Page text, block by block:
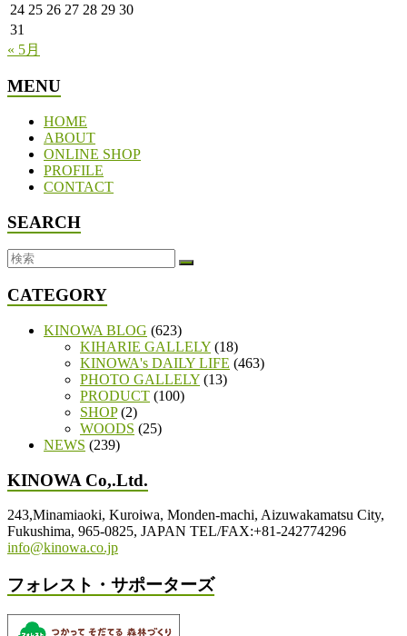
24 25 26 27 28 29 30
31
« 5月
MENU
HOME
ABOUT
ONLINE SHOP
PROFILE
CONTACT
SEARCH
CATEGORY
KINOWA BLOG (623)
KIHARIE GALLELY (18)
KINOWA's DAILY LIFE (463)
PHOTO GALLELY (13)
PRODUCT (100)
SHOP(2)
WOODS (25)
NEWS (239)
KINOWA Co,.Ltd.
243,Minamiaoki, Kuroiwa, Monden-machi, Aizuwakamatsu City,
Fukushima, 965-0825, JAPAN TEL/FAX:+81-242774296
info@kinowa.co.jp
フォレスト・サポーターズ